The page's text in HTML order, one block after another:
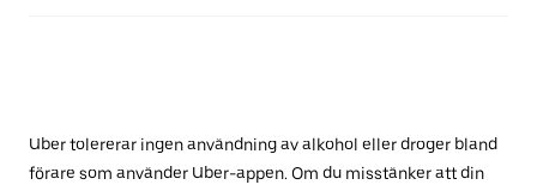
Uber tolererar ingen användning av alkohol eller droger bland
förare som använder Uber-appen. Om du misstänker att din